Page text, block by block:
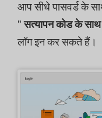
आप सीधे पासवर्ड के
"सत्यापन कोड के
लॉग इन कर सकते हैं।